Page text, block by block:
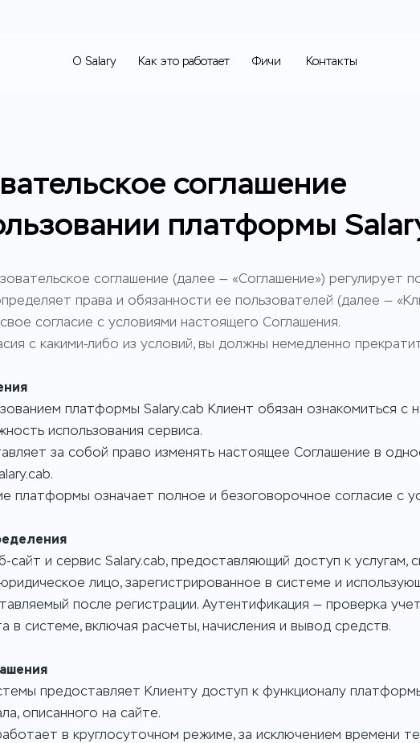
Контакты
Фичи
Как это работает
О Salary
О Salary
соглашение
платформы
соглашение (далее — «Соглашение») регулирует
права и обязанности ее пользователей (далее —
согласие с условиями настоящего Соглашения.
с какими-либо из условий, вы должны немедленно
платформы Salary.cab Клиент обязан ознакомиться
использования сервиса.
за собой право изменять настоящее Соглашение в
платформы означает полное и безоговорочное согласие с
и сервис Salary.cab, предоставляющий доступ к услугам,
лицо, зарегистрированное в системе и
после регистрации. Аутентификация — проверка
в системе, включая расчеты, начисления и вывод средств.
предоставляет Клиенту доступ к функционалу
описанного на сайте.
в круглосуточном режиме, за исключением времени